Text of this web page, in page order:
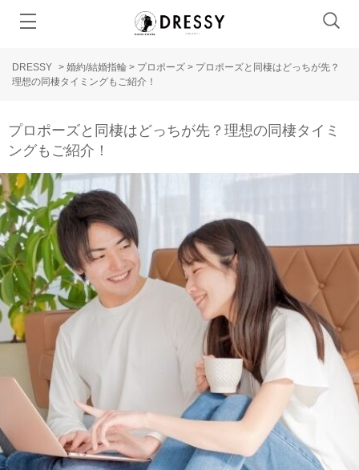
DRESSY > 婚約/結婚指輪 > プロポーズ > プロポーズと同棲はどっちが先？
理想の同棲タイミングもご紹介！
プロポーズと同棲はどっちが先？理想の同棲タイミ
ングもご紹介！